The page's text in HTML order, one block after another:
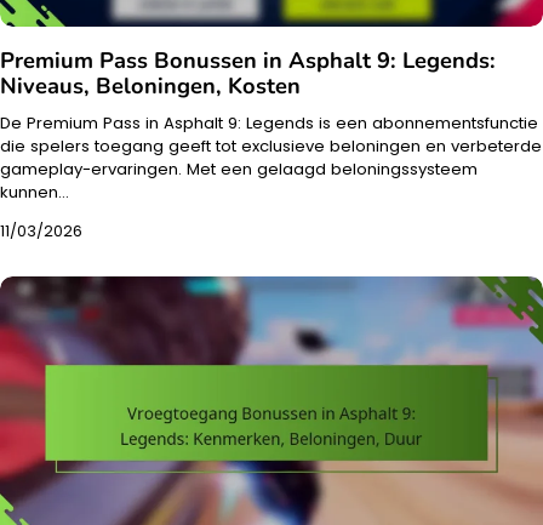
Premium Pass Bonussen in Asphalt 9: Legends:
Niveaus, Beloningen, Kosten
De Premium Pass in Asphalt 9: Legends is een abonnementsfunctie
die spelers toegang geeft tot exclusieve beloningen en verbeterde
gameplay-ervaringen. Met een gelaagd beloningssysteem
kunnen…
11/03/2026